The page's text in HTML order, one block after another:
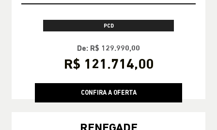
JEEP POWER
À VISTA POR R$ 124.990,00
CONFIRA A OFERTA
RENEGADE